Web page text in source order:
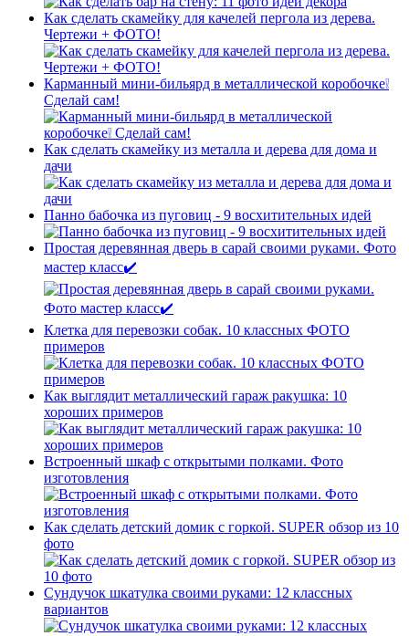
Как сделать скамейку для качелей пергола из дерева.
Чертежи + ФОТО!
Карманный мини-бильярд в металлической коробочке❕
Сделай сам!
Как сделать скамейку из металла и дерева для дома и
дачи
Панно бабочка из пуговиц - 9 восхитительных идей
Простая деревянная дверь в сарай своими руками. Фото
мастер класс✔️
Клетка для перевозки собак. 10 классных ФОТО
примеров
Как выглядит металлический гараж ракушка: 10
хороших примеров
Встроенный шкаф с открытыми полками. Фото
изготовления
Как сделать детский домик с горкой. SUPER обзор из 10
фото
Сундучок шкатулка своими руками: 12 классных
вариантов